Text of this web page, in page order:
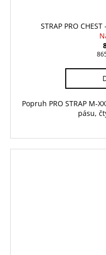
STRAP PRO
Popruh PRO STRAP
pásu,